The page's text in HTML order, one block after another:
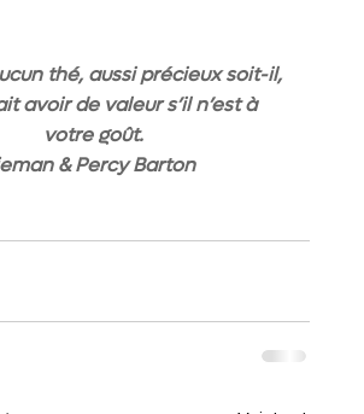
thé, aussi précieux soit-il,
avoir de valeur s’il n’est à
votre goût.
& Percy Barton